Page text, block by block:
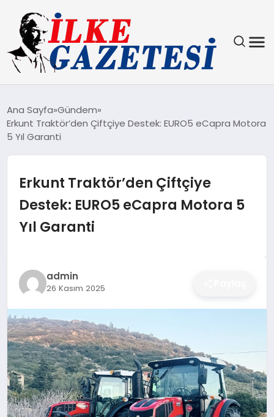
TEKNOLOJI
MAGAZIN
DÜNYA
SIYASET
EĞITIM
Ana Sayfa Gündem
Erkunt Traktör’den Çiftçiye Destek: EURO5 eCapra Motora
5 Yıl Garanti
Erkunt Traktör’den Çiftçiye
Destek: EURO5 eCapra Motora 5
Yıl Garanti
admin
26 Kasım 2025